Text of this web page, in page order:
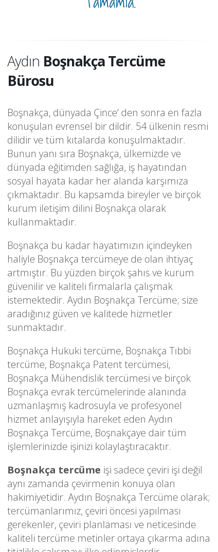
Aydın Boşnakça Tercüme
Bürosu
Boşnakça, dünyada Çince‘ den sonra en fazla
konuşulan evrensel bir dildir. 54 ülkenin resmi
dilidir ve tüm kıtalarda konuşulmaktadır.
Bunun yanı sıra Boşnakça, ülkemizde ve
dünyada eğitimden sağlığa, iş hayatından
sosyal hayata kadar her alanda karşımıza
çıkmaktadır. Bu kapsamda bireyler ve birçok
kurum iletişim dilini Boşnakça olarak
kullanmaktadır.
Boşnakça bu kadar hayatımızın içindeyken
haliyle Boşnakça tercümeye de olan ihtiyaç
artmıştır. Bu yüzden birçok şahıs ve kurum
güvenilir ve kaliteli firmalarla çalışmak
istemektedir. Aydın Boşnakça Tercüme; size
aradığınız güven ve kalitede hizmetler
sunmaktadır.
Boşnakça Hukuki tercüme, Boşnakça Tıbbi
tercüme, Boşnakça Patent tercümesi,
Boşnakça Mühendislik tercümesi ve birçok
Boşnakça evrak tercümelerinde alanında
uzmanlaşmış kadrosuyla ve profesyonel
hizmet anlayışıyla hareket eden Aydın
Boşnakça Tercüme, Boşnakçaye dair tüm
işlemlerinizde işinizi kolaylaştıracaktır.
Boşnakça tercüme işi sadece çeviri işi değil
aynı zamanda çevirmenin konuya olan
hakimiyetidir. Aydın Boşnakça Tercüme olarak;
tercümanlarımız, çeviri öncesi yapılması
gerekenler, çeviri planlaması ve neticesinde
kaliteli tercüme metinler ortaya çıkarma adına